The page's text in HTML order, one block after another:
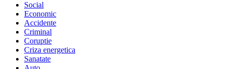
Social
Economic
Accidente
Criminal
Coruptie
Criza energetica
Sanatate